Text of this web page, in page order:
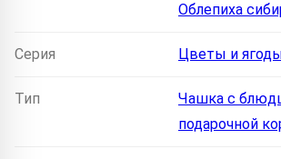
Облепиха
Серия Цветы и
Тип
Чашка с
подарочной